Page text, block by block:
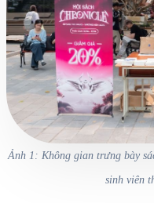
Ảnh 1: Không gian trưng bày
sinh viên